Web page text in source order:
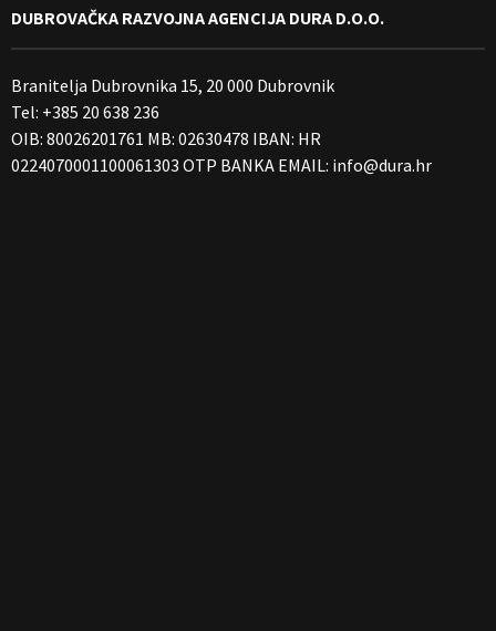
DUBROVAČKA RAZVOJNA AGENCIJA DURA D.O.O.
Branitelja Dubrovnika 15, 20 000 Dubrovnik
Tel: +385 20 638 236
OIB: 80026201761 MB: 02630478 IBAN: HR
0224070001100061303 OTP BANKA EMAIL: info@dura.hr